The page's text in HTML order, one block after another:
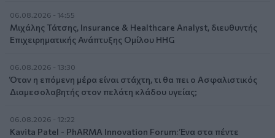
06.08.2026 - 14:55
Μιχάλης Τάτσης, Insurance & Healthcare Analyst, διευθυντής
Επιχειρηματικής Ανάπτυξης Ομίλου HHG
06.08.2026 - 13:30
Όταν η επόμενη μέρα είναι στάχτη, τι θα πει ο Ασφαλιστικός
Διαμεσολαβητής στον πελάτη κλάδου υγείας;
06.08.2026 - 12:22
Kavita Patel - PhARMA Innovation Forum: Ένα στα πέντε